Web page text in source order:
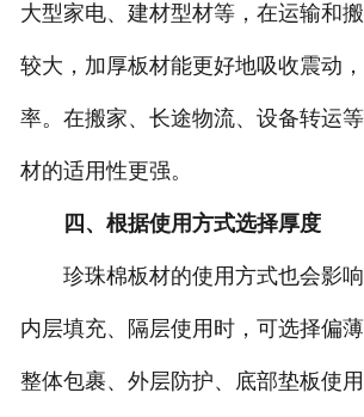
大型家电、建材型材等，在运输和
较大，加厚板材能更好地吸收震动
率。在搬家、长途物流、设备转运
材的适用性更强。
四、根据使用方式选择厚度
珍珠棉板材的使用方式也会影响
内层填充、隔层使用时，可选择偏
整体包裹、外层防护、底部垫板使